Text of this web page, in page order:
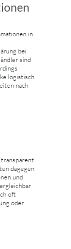
in
bei
sind
logistisch
nach
dagegen
und
oft
oder